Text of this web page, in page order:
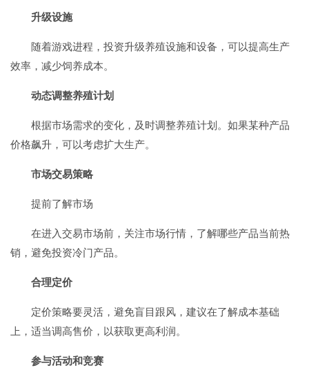
升级设施
随着游戏进程，投资升级养殖设施和设备，可以提高生产
效率，减少饲养成本。
动态调整养殖计划
根据市场需求的变化，及时调整养殖计划。如果某种产品
价格飙升，可以考虑扩大生产。
市场交易策略
提前了解市场
在进入交易市场前，关注市场行情，了解哪些产品当前热
销，避免投资冷门产品。
合理定价
定价策略要灵活，避免盲目跟风，建议在了解成本基础
上，适当调高售价，以获取更高利润。
参与活动和竞赛